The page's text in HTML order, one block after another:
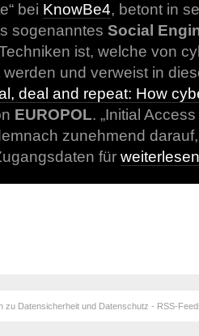
bei KnowBe4, betont in
sogenanntes Social
ist, welche von
und verweist in
deal and repeat: How
EUROPOL. „Initial
zunehmend
für
zu Datensicherheit und Datenschutz - RSS-